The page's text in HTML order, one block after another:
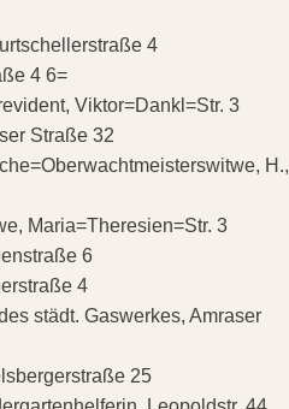
4
4 6=
Viktor=Dankl=Str. 3
Straße 32
H.,
Maria=Theresien=Str. 3
6
4
städt. Gaswerkes, Amraser
25